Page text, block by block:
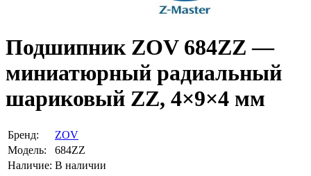
Подшипник ZOV 684ZZ —
миниатюрный радиальный
шариковый ZZ, 4×9×4 мм
Бренд:
ZOV
Модель:
684ZZ
Наличие: В наличии